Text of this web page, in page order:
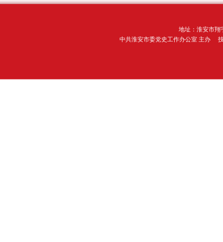
地址：淮安市翔
中共淮安市委党史工作办公室 主办